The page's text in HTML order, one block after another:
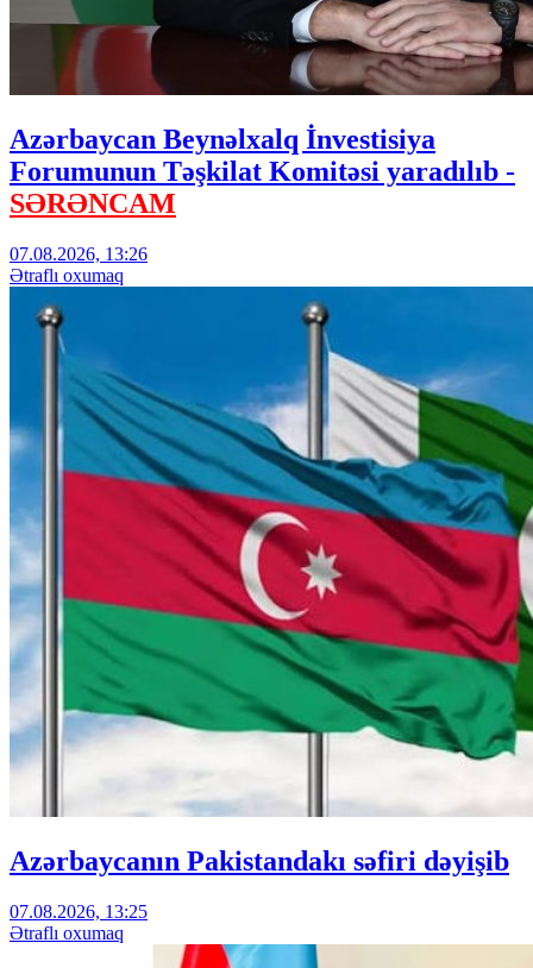
Azərbaycan Beynəlxalq İnvestisiya
Forumunun Təşkilat Komitəsi yaradılıb -
SƏRƏNCAM
07.08.2026, 13:26
Ətraflı oxumaq
Azərbaycanın Pakistandakı səfiri dəyişib
07.08.2026, 13:25
Ətraflı oxumaq